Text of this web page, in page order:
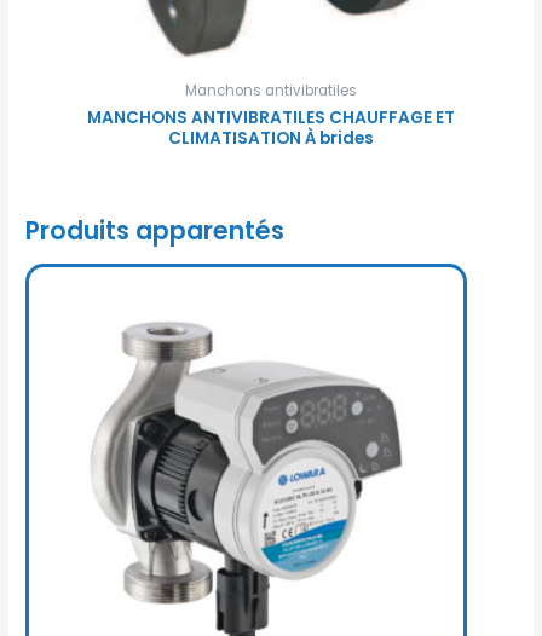
Manchons antivibratiles
MANCHONS ANTIVIBRATILES CHAUFFAGE ET
CLIMATISATION À brides
Produits apparentés